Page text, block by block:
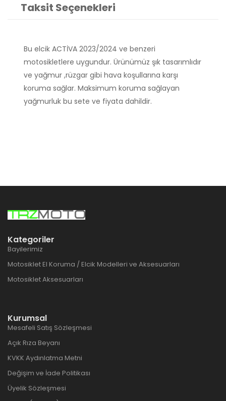
Taksit Seçenekleri
Bu elcik ACTİVA 2023/2024 ve benzeri
motosikletlere uygundur. Ürünümüz şık tasarımlıdır
ve yağmur ,rüzgar gibi hava koşullarına karşı
koruma sağlar. Maksimum koruma sağlayan
yağmurluk bu sete ve fiyata dahildir.
Kategoriler
Bayilerimiz
Motosiklet El Koruma / Elcik Modelleri ve Aksesuarları
Motosiklet Aksesuarları
Kurumsal
Mesafeli Satış Sözleşmesi
Açık Rıza Beyanı
KVKK Aydınlatma Metni
Değişim ve İade Politikası
Üyelik Sözleşmesi